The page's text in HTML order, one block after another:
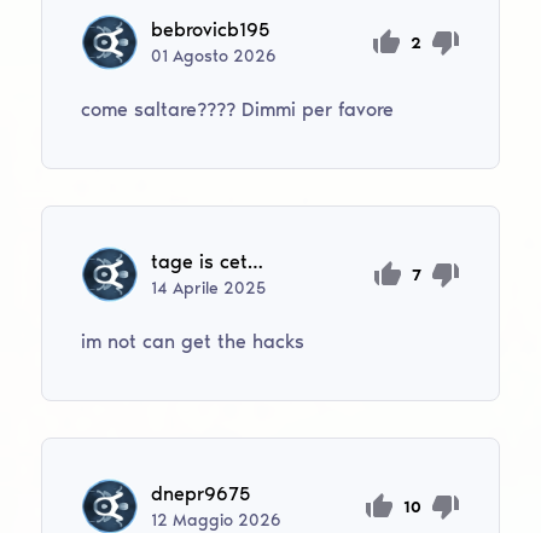
bebrovicb195
01Agosto 2026
2
come saltare???? Dimmi per favore
tage is cething
14Aprile 2025
7
im not can get the hacks
dnepr9675
12Maggio 2026
10